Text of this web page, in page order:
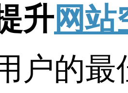
升网站
户的